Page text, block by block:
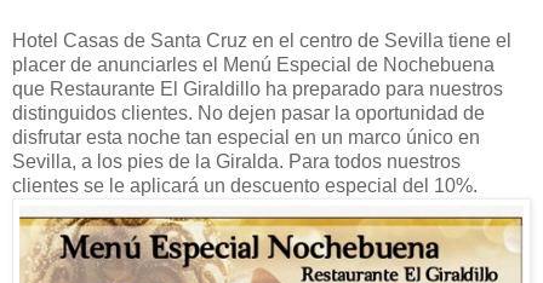
Hotel Casas de Santa Cruz en el centro de Sevilla tiene el
placer de anunciarles el Menú Especial de Nochebuena
que Restaurante El Giraldillo ha preparado para nuestros
distinguidos clientes. No dejen pasar la oportunidad de
disfrutar esta noche tan especial en un marco único en
Sevilla, a los pies de la Giralda. Para todos nuestros
clientes se le aplicará un descuento especial del 10%.